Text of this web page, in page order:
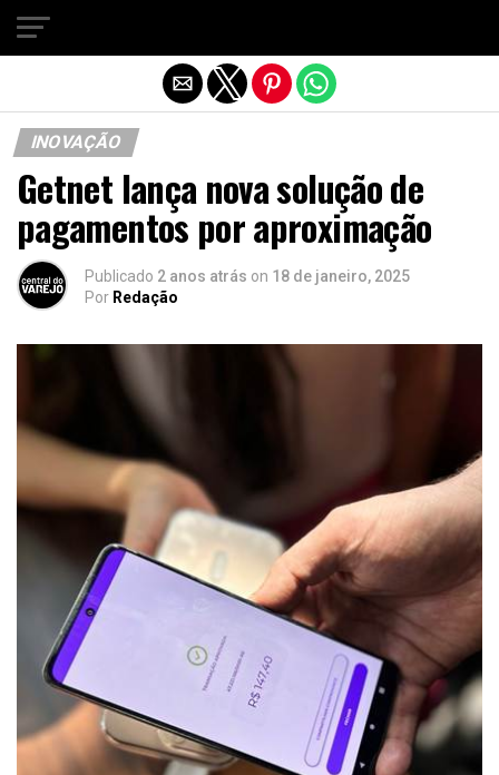
INOVAÇÃO
Getnet lança nova solução de
pagamentos por aproximação
Publicado 2 anos atrás on 18 de janeiro, 2025
Por Redação